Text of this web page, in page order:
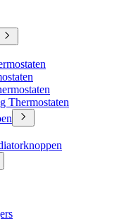
Thermostaten